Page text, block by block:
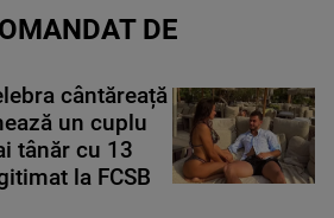
DE
cântăreață
un cuplu
tânăr cu 13
la FCSB